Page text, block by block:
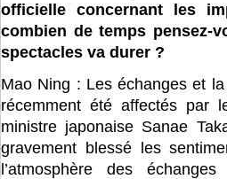
officielle concernant les
combien de temps pensez-
spectacles va durer ?
Mao Ning : Les échanges et
récemment été affectés par
ministre japonaise Sanae
gravement blessé les
l’atmosphère des